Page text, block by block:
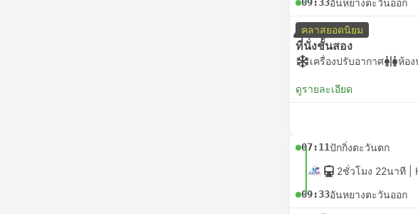
อันหยางตะวันออก
คลาสยอดนิยม
ที่นั่งชั้นสอง
เครื่องปรับอากาศ ห้อง
ดูรายละเอียด
07:11ปักกิ่งตะวันตก
2ชั่วโมง 22นาที |
09:33อันหยางตะวันออก